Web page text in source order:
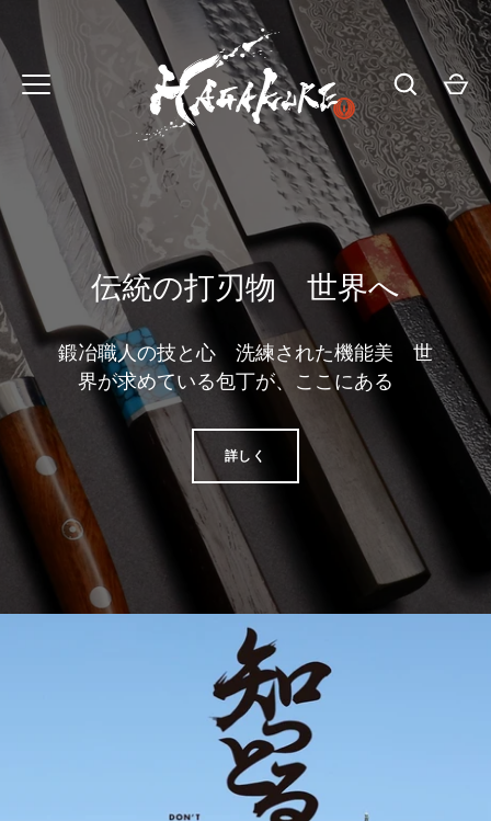
ン
キ
伝統の打刃物 世界へ
鍛冶職人の技と心 洗練された機能美 世
界が求めている包丁が、ここにある
詳しく